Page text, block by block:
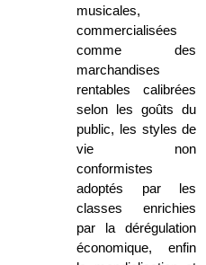
musicales,
commercialisées
comme des
marchandises
rentables calibrées
selon les goûts du
public, les styles de
vie non
conformistes
adoptés par les
classes enrichies
par la dérégulation
économique, enfin